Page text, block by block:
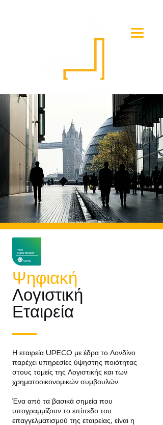
Ψηφιακή
Λογιστική
Εταιρεία
Η εταιρεία UPECO με έδρα το Λονδίνο
παρέχει υπηρεσίες ύψηστης ποιότητας
στους τομείς της Λογιστικής και των
χρηματοοικονομικών συμβουλών.
Ένα από τα βασικά σημεία που
υπογραμμίζουν το επίπεδο του
επαγγελματισμού της εταιρείας, είναι η